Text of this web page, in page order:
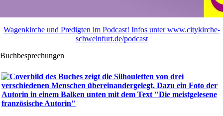
Wagenkirche und Predigten im Podcast! Infos unter www.citykirche-
schweinfurt.de/podcast
Buchbesprechungen